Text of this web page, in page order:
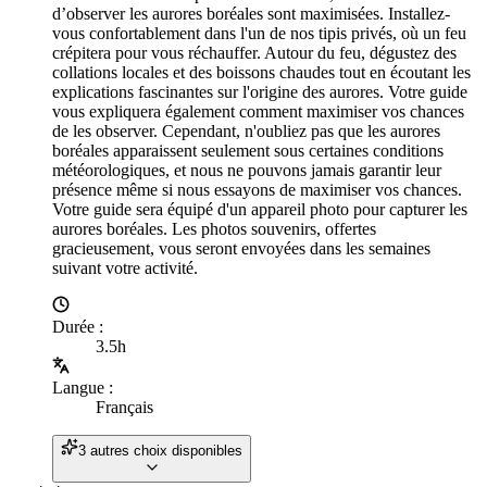
d’observer les aurores boréales sont maximisées. Installez-
vous confortablement dans l'un de nos tipis privés, où un feu
crépitera pour vous réchauffer. Autour du feu, dégustez des
collations locales et des boissons chaudes tout en écoutant les
explications fascinantes sur l'origine des aurores. Votre guide
vous expliquera également comment maximiser vos chances
de les observer. Cependant, n'oubliez pas que les aurores
boréales apparaissent seulement sous certaines conditions
météorologiques, et nous ne pouvons jamais garantir leur
présence même si nous essayons de maximiser vos chances.
Votre guide sera équipé d'un appareil photo pour capturer les
aurores boréales. Les photos souvenirs, offertes
gracieusement, vous seront envoyées dans les semaines
suivant votre activité.
Durée :
3.5h
Langue :
Français
3 autres choix disponibles